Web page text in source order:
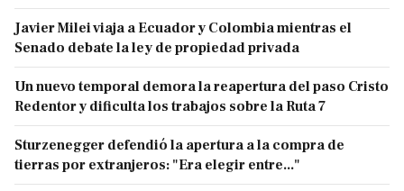
Javier Milei viaja a Ecuador y Colombia mientras el
Senado debate la ley de propiedad privada
Un nuevo temporal demora la reapertura del paso Cristo
Redentor y dificulta los trabajos sobre la Ruta 7
Sturzenegger defendió la apertura a la compra de
tierras por extranjeros: "Era elegir entre..."